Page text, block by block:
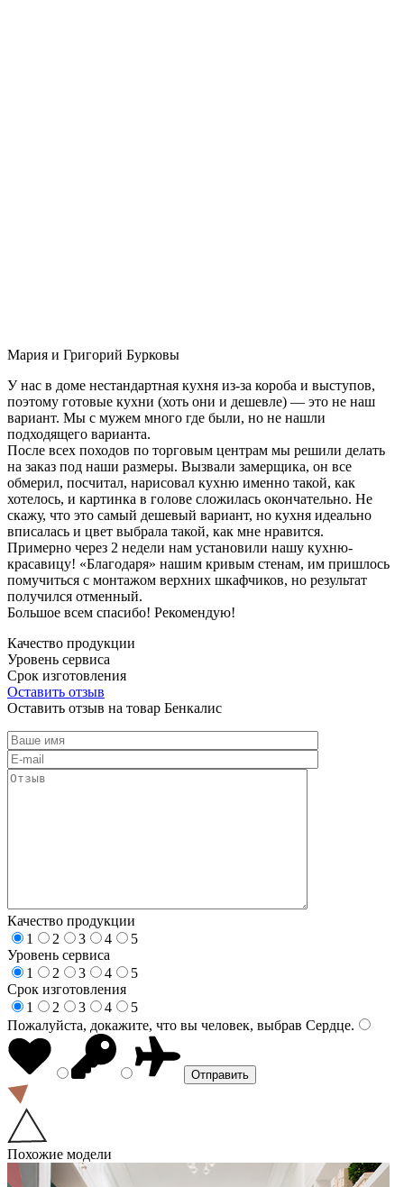
Мария и Григорий Бурковы
У нас в доме нестандартная кухня из-за короба и выступов,
поэтому готовые кухни (хоть они и дешевле) — это не наш
вариант. Мы с мужем много где были, но не нашли
подходящего варианта.
После всех походов по торговым центрам мы решили делать
на заказ под наши размеры. Вызвали замерщика, он все
обмерил, посчитал, нарисовал кухню именно такой, как
хотелось, и картинка в голове сложилась окончательно. Не
скажу, что это самый дешевый вариант, но кухня идеально
вписалась и цвет выбрала такой, как мне нравится.
Примерно через 2 недели нам установили нашу кухню-
красавицу! «Благодаря» нашим кривым стенам, им пришлось
помучиться с монтажом верхних шкафчиков, но результат
получился отменный.
Большое всем спасибо! Рекомендую!
Качество продукции
Уровень сервиса
Срок изготовления
Оставить отзыв
Оставить отзыв на товар Бенкалис
Качество продукции
1
2 3 4
5
Уровень сервиса
1
2 3 4
5
Срок изготовления
1
2 3 4
5
Пожалуйста, докажите, что вы человек, выбрав Сердце.
Похожие модели